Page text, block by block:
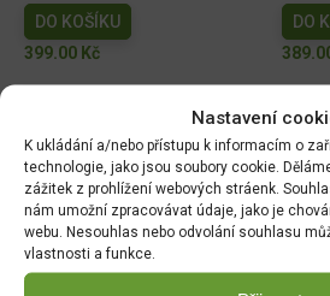
Nastavení
K ukládání a/nebo přístupu k informacím o
technologie, jako jsou soubory cookie.
zážitek z prohlížení webových stráenk.
nám umožní zpracovávat údaje, jako je
webu. Nesouhlas nebo odvolání souhlasu
vlastnosti a funkce.
DO KOŠÍKU
399.00 Kč
DO
DO KOŠÍKU
369.00Kč
DO